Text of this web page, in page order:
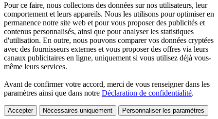
Pour ce faire, nous collectons des données sur nos utilisateurs, leur
comportement et leurs appareils. Nous les utilisons pour optimiser en
permanence notre site web et pour vous proposer des publicités et
contenus personnalisés, ainsi que pour analyser les statistiques
d'utilisation. En outre, nous pouvons comparer vos données cryptées
avec des fournisseurs externes et vous proposer des offres via leurs
canaux publicitaires en ligne, uniquement si vous utilisez déjà vous-
même leurs services.
Avant de confirmer votre accord, merci de vous renseigner dans les
paramètres ainsi que dans notre Déclaration de confidentialité.
Accepter Nécessaires uniquement Personnaliser les paramètres